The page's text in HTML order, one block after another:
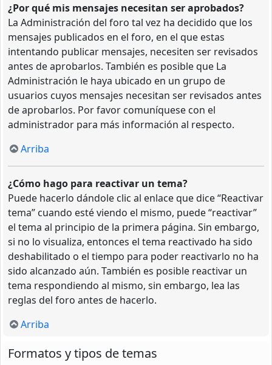
¿Por qué mis mensajes necesitan ser aprobados?
La Administración del foro tal vez ha decidido que los
mensajes publicados en el foro, en el que estas
intentando publicar mensajes, necesiten ser revisados
antes de aprobarlos. También es posible que La
Administración le haya ubicado en un grupo de
usuarios cuyos mensajes necesitan ser revisados antes
de aprobarlos. Por favor comuníquese con el
administrador para más información al respecto.
Arriba
¿Cómo hago para reactivar un tema?
Puede hacerlo dándole clic al enlace que dice “Reactivar
tema” cuando esté viendo el mismo, puede “reactivar”
el tema al principio de la primera página. Sin embargo,
si no lo visualiza, entonces el tema reactivado ha sido
deshabilitado o el tiempo para poder reactivarlo no ha
sido alcanzado aún. También es posible reactivar un
tema respondiendo al mismo, sin embargo, lea las
reglas del foro antes de hacerlo.
Arriba
Formatos y tipos de temas